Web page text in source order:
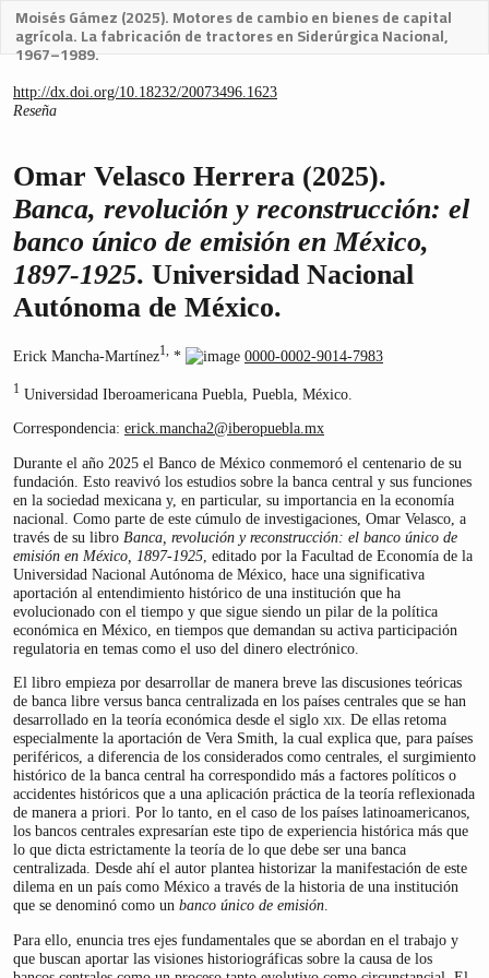
Moisés Gámez (2025). Motores de cambio en bienes de capital
agrícola. La fabricación de tractores en Siderúrgica Nacional,
1967–1989.